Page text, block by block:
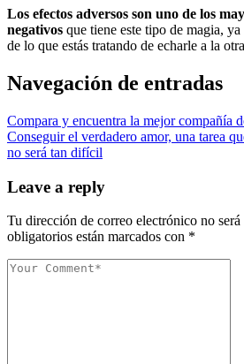
Los efectos adversos son uno de los
negativos que tiene este tipo de magia,
de lo que estás tratando de echarle a la
Navegación de entradas
Compara y encuentra la mejor compañía
Conseguir el verdadero amor, una tarea
no será tan difícil
Leave a reply
Tu dirección de correo electrónico no será
obligatorios están marcados con *